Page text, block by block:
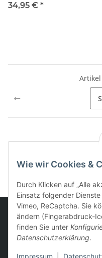
34,95 € *
Informationen
Wie wir Cookies &
Durch Klicken auf „Alle
Einsatz folgender
Vimeo, ReCaptcha. Sie
ändern (Fingerabdruck-
finden Sie unter
Datenschutzerklärung.